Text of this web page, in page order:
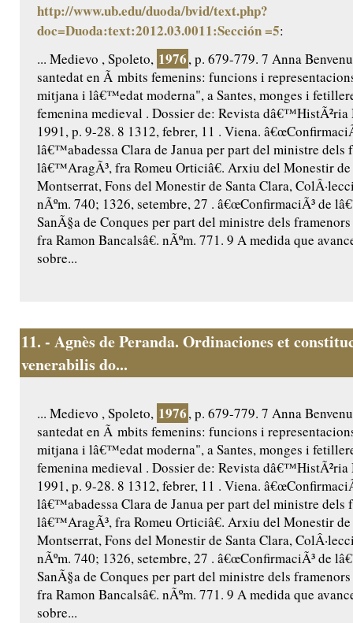
http://www.ub.edu/duoda/bvid/text.php?
doc=Duoda:text:2012.03.0011:Sección =5:
... Medievo , Spoleto, 1976, p. 679-779. 7 Anna
santedat en Ã mbits femenins: funcions i
mitjana i lâ€™edat moderna", a Santes, monges i
femenina medieval . Dossier de: Revista dâ€™HistÃ²ria
1991, p. 9-28. 8 1312, febrer, 11 . Viena.
lâ€™abadessa Clara de Janua per part del ministre dels
lâ€™AragÃ³, fra Romeu Orticiâ€. Arxiu del Monestir de
Montserrat, Fons del Monestir de Santa Clara,
nÃºm. 740; 1326, setembre, 27 . â€œConfirmaciÃ³ de
SanÃ§a de Conques per part del ministre dels
fra Ramon Bancalsâ€. nÃºm. 771. 9 A medida que
sobre...
11. - Agnès de Peranda. Ordinaciones et
venerabilis do...
... Medievo , Spoleto, 1976, p. 679-779. 7 Anna
santedat en Ã mbits femenins: funcions i
mitjana i lâ€™edat moderna", a Santes, monges i
femenina medieval . Dossier de: Revista dâ€™HistÃ²ria
1991, p. 9-28. 8 1312, febrer, 11 . Viena.
lâ€™abadessa Clara de Janua per part del ministre dels
lâ€™AragÃ³, fra Romeu Orticiâ€. Arxiu del Monestir de
Montserrat, Fons del Monestir de Santa Clara,
nÃºm. 740; 1326, setembre, 27 . â€œConfirmaciÃ³ de
SanÃ§a de Conques per part del ministre dels
fra Ramon Bancalsâ€. nÃºm. 771. 9 A medida que
sobre...